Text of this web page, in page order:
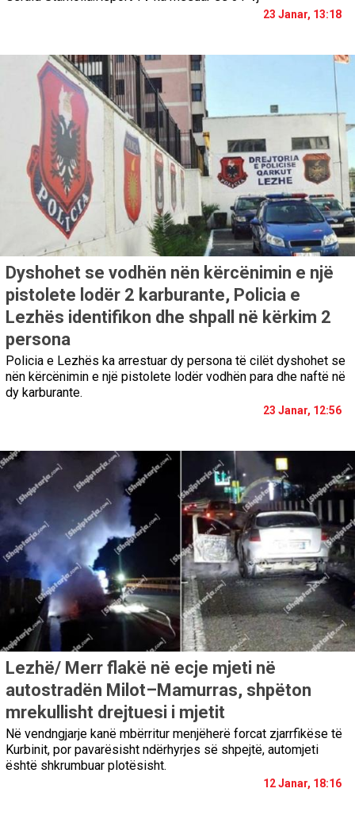
23 Janar, 13:18
Dyshohet se vodhën nën kërcënimin e një
pistolete lodër 2 karburante, Policia e
Lezhës identifikon dhe shpall në kërkim 2
persona
Policia e Lezhës ka arrestuar dy persona të cilët dyshohet se
nën kërcënimin e një pistolete lodër vodhën para dhe naftë në
dy karburante.
23 Janar, 12:56
Lezhë/ Merr flakë në ecje mjeti në
autostradën Milot–Mamurras, shpëton
mrekullisht drejtuesi i mjetit
Në vendngjarje kanë mbërritur menjëherë forcat zjarrfikëse të
Kurbinit, por pavarësisht ndërhyrjes së shpejtë, automjeti
është shkrumbuar plotësisht.
12 Janar, 18:16